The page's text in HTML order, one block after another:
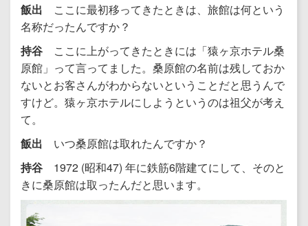
飯出 ここに最初移ってきたときは、旅館は何という
名称だったんですか？
持谷 ここに上がってきたときには「猿ヶ京ホテル桑
原館」って言ってました。桑原館の名前は残しておか
ないとお客さんがわからないということだと思うんで
すけど。猿ヶ京ホテルにしようというのは祖父が考え
て。
飯出 いつ桑原館は取れたんですか？
持谷 1972 (昭和47) 年に鉄筋6階建てにして、そのと
きに桑原館は取ったんだと思います。